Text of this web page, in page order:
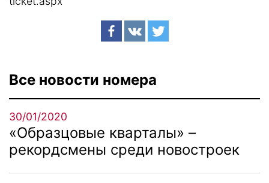
Все новости номера
30/01/2020
«Образцовые кварталы» –
рекордсмены среди новостроек